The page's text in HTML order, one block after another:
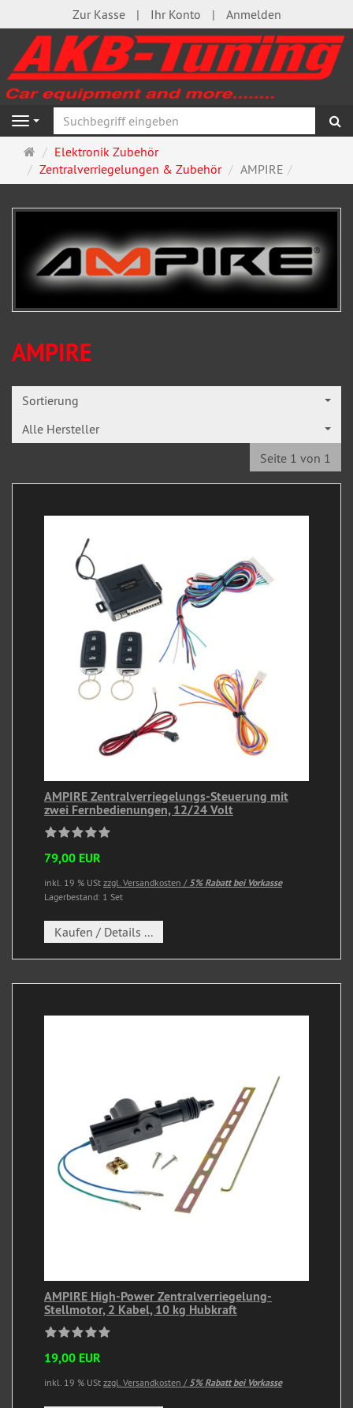
Zur Kasse Ihr Konto Anmelden
Navigation
Startseite
Elektronik Zubehör
Zentralverriegelungen & Zubehör
AMPIRE
AMPIRE
Sortierung
Alle Hersteller
Seite 1 von 1
AMPIRE Zentralverriegelungs-Steuerung mit
zwei Fernbedienungen, 12/24 Volt
79,00 EUR
inkl. 19 % USt zzgl. Versandkosten / 5% Rabatt bei Vorkasse
Lagerbestand: 1 Set
Kaufen / Details ...
AMPIRE High-Power Zentralverriegelung-
Stellmotor, 2 Kabel, 10 kg Hubkraft
19,00 EUR
inkl. 19 % USt zzgl. Versandkosten / 5% Rabatt bei Vorkasse